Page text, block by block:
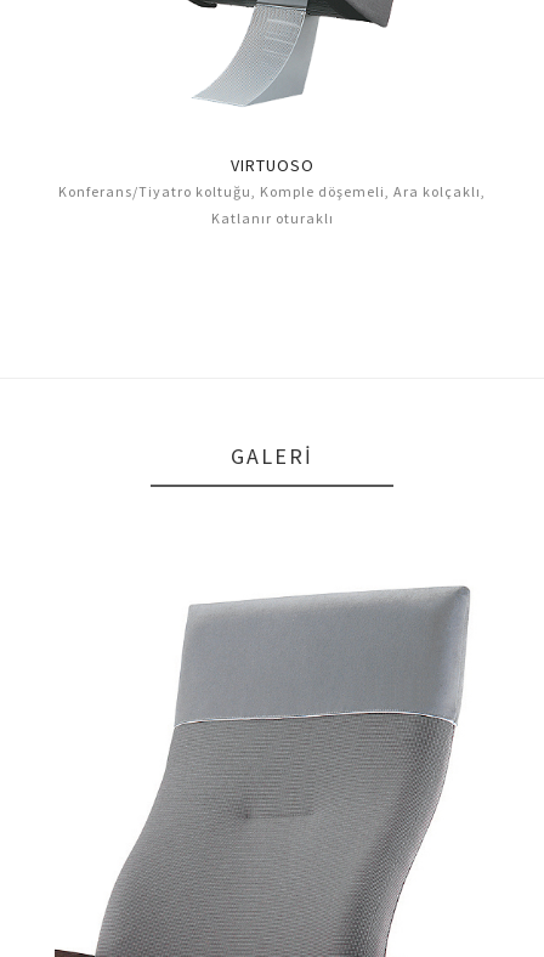
VIRTUOSO
Konferans/Tiyatro koltuğu, Komple döşemeli, Ara kolçaklı,
Katlanır oturaklı
GALERI